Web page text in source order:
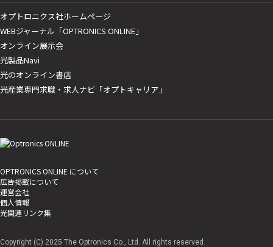
オプトロニクス社ホームページ
WEBジャーナル「OPTRONICS ONLINE」
オンライン展示会
光製品Navi
光のオンライン書店
光産業専門求職・求人ナビ「オプトキャリア」
OPTRONICS ONLINE について
広告掲載について
運営会社
個人情報
光関連リンク集
Copyright (C) 2025 The Optronics Co., Ltd. All rights reserved.